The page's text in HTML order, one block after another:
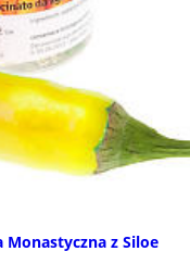
Monastyczna z Siloe